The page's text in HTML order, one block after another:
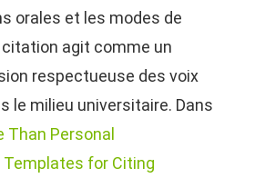
orales et les modes de
agit comme un
respectueuse des voix
le milieu universitaire. Dans
Than Personal
for Citing